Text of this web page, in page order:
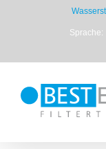
Sprache: